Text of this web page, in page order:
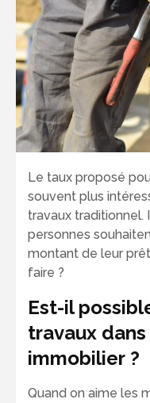
Le taux proposé
souvent plus
travaux traditionnel.
personnes
montant de leur
faire ?
Est-il
travaux
immobilier ?
Quand on aime les